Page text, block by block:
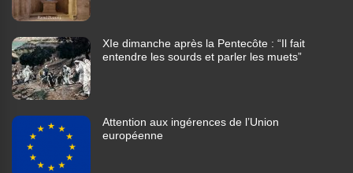
XIe dimanche après la Pentecôte : “Il fait
entendre les sourds et parler les muets”
Attention aux ingérences de l’Union
européenne